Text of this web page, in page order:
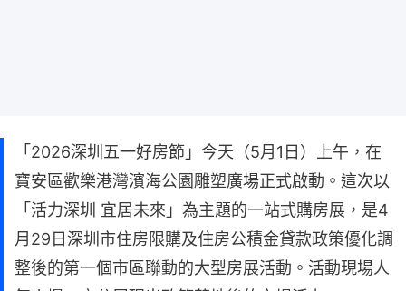
「2026深圳五一好房節」今天（5月1日）上午，在
寶安區歡樂港灣濱海公園雕塑廣場正式啟動。這次以
「活力深圳 宜居未來」為主題的一站式購房展，是4
月29日深圳市住房限購及住房公積金貸款政策優化調
整後的第一個市區聯動的大型房展活動。活動現場人